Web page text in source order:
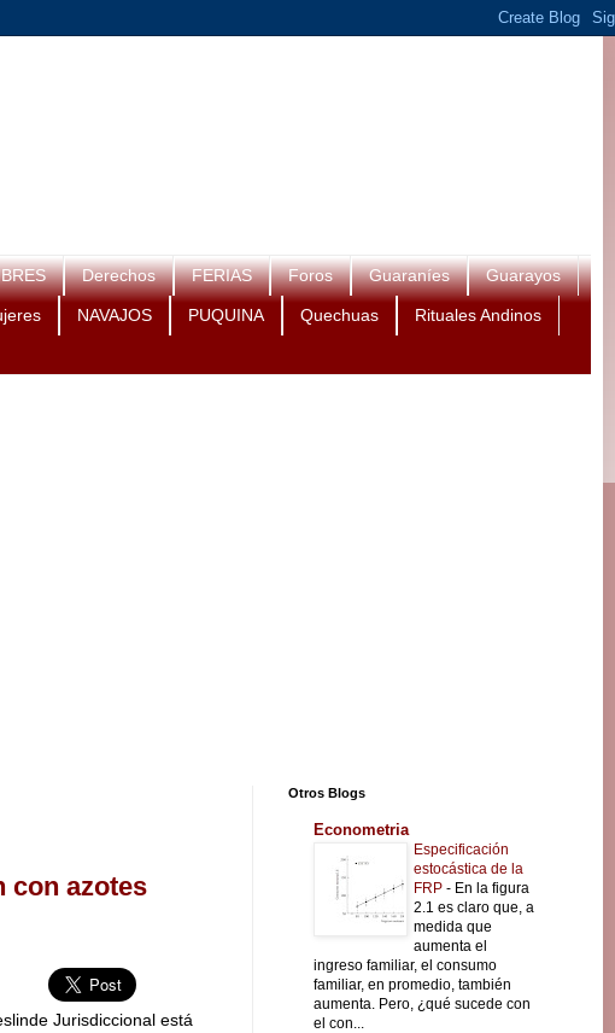
Derechos FERIAS Foros Guaraníes Guarayos
NAVAJOS PUQUINA Quechuas Rituales Andinos
con azotes
Jurisdiccional está
Otros Blogs
Econometria
Especificación
estocástica de la
FRP - En la figura
2.1 es claro que, a
medida que
aumenta el
ingreso familiar, el consumo
familiar, en promedio, también
aumenta. Pero, ¿qué sucede con
el con...